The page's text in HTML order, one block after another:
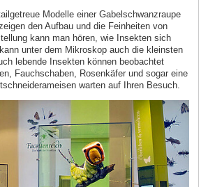
Modelle einer Gabelschwanzraupe
den Aufbau und die Feinheiten von
kann man hören, wie Insekten sich
unter dem Mikroskop auch die kleinsten
lebende Insekten können beobachtet
Fauchschaben, Rosenkäfer und sogar eine
warten auf Ihren Besuch.